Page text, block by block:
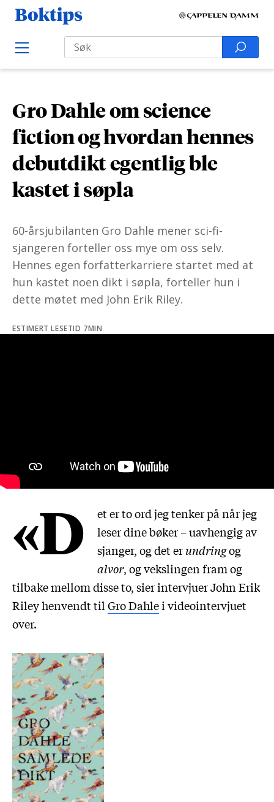
B
o
k
t
p
s
O
p
e
e
n
e
c
h
f
o
r
:
Search
Gro Dahle om science
fiction og hvordan hennes
debutdikt egentlig ble
kastet i søpla
60-årsjubilanten Gro Dahle mener sci-fi-
sjangeren forteller oss mye om oss selv.
Hennes egen forfatterkarriere startet med at
hun kastet noen dikt i søpla, forteller hun i
dette møtet med John Erik Riley.
ESTIMERT LESETID 7MIN
«D
et er to ord jeg tenker på når jeg
leser dine bøker – uavhengig av
sjanger, og det erundringog
alvor, og vekslingen fram og
tilbake mellom disse to, sier intervjuer John Erik
Riley henvendt tilGro Dahlei videointervjuet
over.